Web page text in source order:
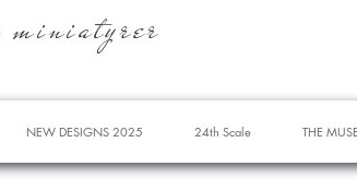
NEW DESIGNS 2025 24th Scale THE